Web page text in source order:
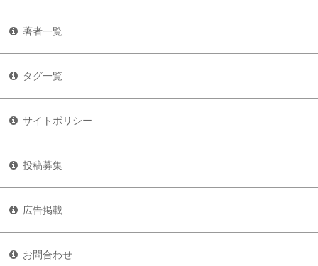
著者一覧
タグ一覧
サイトポリシー
投稿募集
広告掲載
お問合わせ